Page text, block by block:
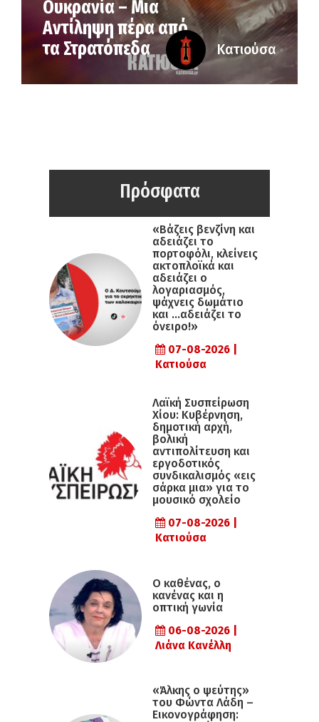
Ουκρανία – Μια
Αντίληψη πέρα από
τα Στρατόπεδα
Κατιούσα
Πρόσφατα
«Βάζεις βενζίνη και
αδειάζει το
πορτοφόλι, κλείνεις
ακτοπλοϊκά και
αδειάζει ο
λογαριασμός,
ψάχνεις δωμάτιο
και …αδειάζει το
όνειρο!»
07-08-2026 |
Κατιούσα
Λαϊκή Συσπείρωση
Χίου: Κυβέρνηση,
δημοτική αρχή,
βολική
αντιπολίτευση και
εργοδοτικός
συνδικαλισμός «εις
σάρκα μια» για το
μουσικό σχολείο
07-08-2026 |
Κατιούσα
Ο καθένας, ο
κανένας και η
οπτική γωνία
06-08-2026 |
Λιάνα Κανέλλη
«Άλκης ο ψεύτης»
του Φώντα Λάδη –
Εικονογράφηση: